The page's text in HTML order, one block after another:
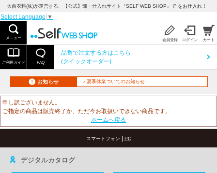
大西衣料(株)が運営する、【公式】卸・仕入れサイト『SELF WEB SHOP』で をお仕入れ！
Select Language ▼
メニュー 会員登録 ログイン カート
ご利用ガイド FAQ
品番で注文する方はこちら
(クイックオーダー)
お知らせ ＞夏季休業ついてのお知らせ
申し訳ございません。
ご指定の商品は販売終了か、ただ今お取扱いできない商品です。
ホームへ戻る
スマートフォン | PC
デジタルカタログ